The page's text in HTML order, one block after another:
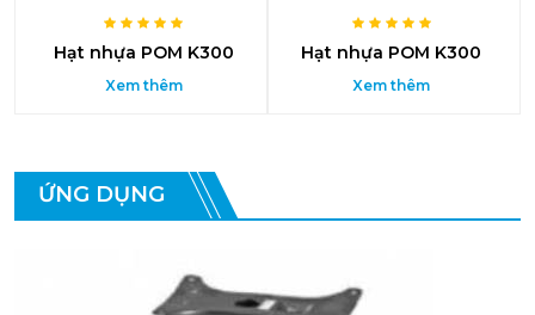
Hạt nhựa POM K300
Xem thêm
Hạt nhựa POM K300
Xem thêm
ỨNG DỤNG